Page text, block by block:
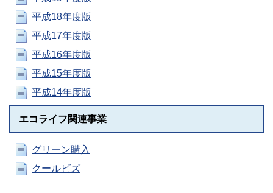
平成18年度版
平成17年度版
平成16年度版
平成15年度版
平成14年度版
エコライフ関連事業
グリーン購入
クールビズ